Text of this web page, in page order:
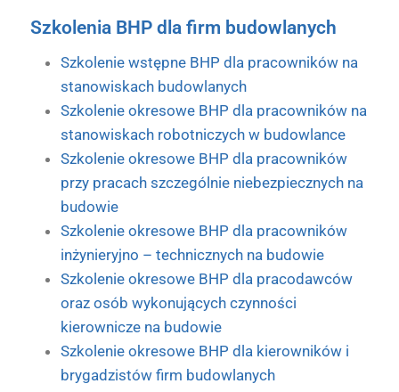
Szkolenia BHP dla firm budowlanych
Szkolenie wstępne BHP dla pracowników na
stanowiskach budowlanych
Szkolenie okresowe BHP dla pracowników na
stanowiskach robotniczych w budowlance
Szkolenie okresowe BHP dla pracowników
przy pracach szczególnie niebezpiecznych na
budowie
Szkolenie okresowe BHP dla pracowników
inżynieryjno – technicznych na budowie
Szkolenie okresowe BHP dla pracodawców
oraz osób wykonujących czynności
kierownicze na budowie
Szkolenie okresowe BHP dla kierowników i
brygadzistów firm budowlanych